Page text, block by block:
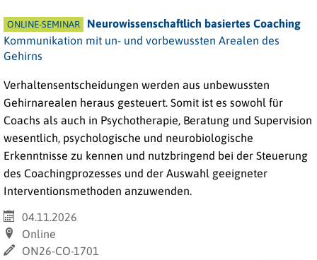
ONLINE-SEMINAR
Neurowissenschaftlich basiertes Coaching
Kommunikation mit un- und vorbewussten Arealen des
Gehirns
Verhaltensentscheidungen werden aus unbewussten
Gehirnarealen heraus gesteuert. Somit ist es sowohl für
Coachs als auch in Psychotherapie, Beratung und Supervision
wesentlich, psychologische und neurobiologische
Erkenntnisse zu kennen und nutzbringend bei der Steuerung
des Coachingprozesses und der Auswahl geeigneter
Interventionsmethoden anzuwenden.
04.11.2026
Online
ON26-CO-1701